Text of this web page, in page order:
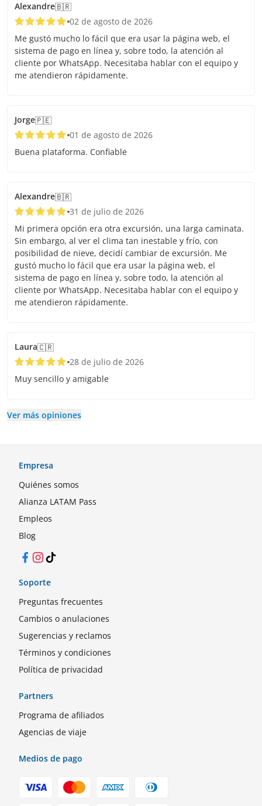
Alexandre🇧🇷
02 de agosto de 2026
Me gustó mucho lo fácil que era usar la página web, el
sistema de pago en línea y, sobre todo, la atención al
cliente por WhatsApp. Necesitaba hablar con el equipo y
me atendieron rápidamente.
Jorge🇵🇪
01 de agosto de 2026
Buena plataforma. Confiable
Alexandre🇧🇷
31 de julio de 2026
Mi primera opción era otra excursión, una larga caminata.
Sin embargo, al ver el clima tan inestable y frío, con
posibilidad de nieve, decidí cambiar de excursión. Me
gustó mucho lo fácil que era usar la página web, el
sistema de pago en línea y, sobre todo, la atención al
cliente por WhatsApp. Necesitaba hablar con el equipo y
me atendieron rápidamente.
Laura🇨🇷
28 de julio de 2026
Muy sencillo y amigable
Ver más opiniones
Empresa
Quiénes somos
Alianza LATAM Pass
Empleos
Blog
Facebook
Instagram
TikTok
Soporte
Preguntas frecuentes
Cambios o anulaciones
Sugerencias y reclamos
Términos y condiciones
Política de privacidad
Partners
Programa de afiliados
Agencias de viaje
Medios de pago